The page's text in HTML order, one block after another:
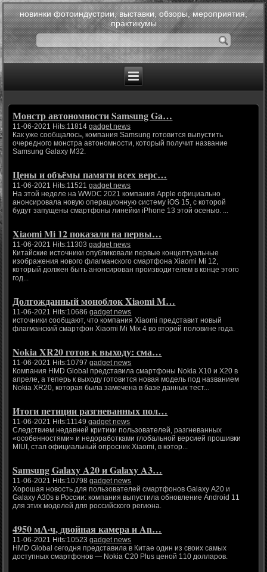
новинки фотоиндустрии, выставки, обзоры, мероприятия,
практикумы
Монстр автономности Samsung Ga…
11-06-2021 Hits:11814gadget news
Как уже сообщалось, компания Samsung готовится выпустить
очередного монстра автономности, который получит название
Samsung Galaxy M32.
Цены и объёмы памяти всех верс…
11-06-2021 Hits:11521gadget news
На этой неделе на WWDC 2021 компания Apple официально
анонсировала новую операционную систему iOS 15, с которой
будут запущены смартфоны линейки iPhone 13 этой осенью. ...
Xiaomi Mi 12 показали на первы…
11-06-2021 Hits:11303gadget news
Китайские источники опубликовали первые концептуальные
изображения нового флагманского смартфона Xiaomi Mi 12,
который должен быть анонсирован производителем в конце этого
год...
Долгожданный моноблок Xiaomi M…
11-06-2021 Hits:10686gadget news
источники сообщают, что компания Xiaomi представит новый
флагманский смартфон Xiaomi Mi Mix 4 во второй половине года.
Nokia XR20 готов к выходу: сма…
11-06-2021 Hits:10797gadget news
Компания HMD Global представила смартфоны Nokia X10 и X20 в
апреле, а теперь к выходу готовится новая модель под названием
Nokia XR20, которая была замечена в базе данных тест...
Итоги петиции разгневанных пол…
11-06-2021 Hits:11149gadget news
Следствием недавней критики пользователей, разгневанных
«особенностями» и недоработками глобальной версией прошивки
MIUI, стал официальный опросник Xiaomi, в котор...
Samsung Galaxy A20 и Galaxy A3…
11-06-2021 Hits:10798gadget news
Хорошая новость для пользователей смартфонов Galaxy A20 и
Galaxy A30s в России: компания выпустила обновление Android 11
для этих моделей для российского региона.
4950 мА·ч, двойная камера и An…
11-06-2021 Hits:10523gadget news
HMD Global сегодня представила в Китае один из своих самых
доступных смартфонов — Nokia C20 Plus ценой 110 долларов.